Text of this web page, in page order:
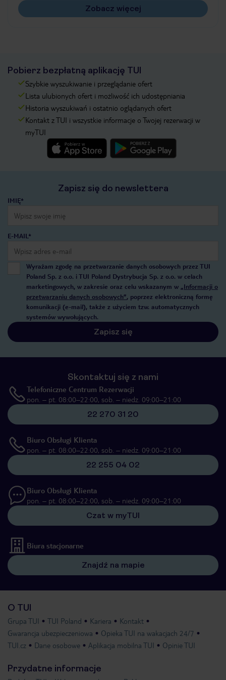
Zobacz więcej
Pobierz bezpłatną aplikację TUI
Szybkie wyszukiwanie i przeglądanie ofert
Lista ulubionych ofert i możliwość ich udostępniania
Historia wyszukiwań i ostatnio oglądanych ofert
Kontakt z TUI i wszystkie informacje o Twojej rezerwacji w
myTUI
Zapisz się do newslettera
IMIĘ*
E-MAIL*
Wyrażam zgodę na przetwarzanie danych osobowych przez TUI
Poland Sp. z o.o. i TUI Poland Dystrybucja Sp. z o.o. w celach
marketingowych, w zakresie oraz celu wskazanym w „Informacji o
przetwarzaniu danych osobowych”, poprzez elektroniczną formę
komunikacji (e-mail), także z użyciem tzw. automatycznych
systemów wywołujących.
Zapisz się
Skontaktuj się z nami
Telefoniczne Centrum Rezerwacji
pon. – pt. 08:00–22:00, sob. – niedz. 09:00–21:00
22 270 31 20
Biuro Obsługi Klienta
pon. – pt. 08:00–22:00, sob. – niedz. 09:00–21:00
22 255 04 02
Biuro Obsługi Klienta
pon. – pt. 08:00–22:00, sob. – niedz. 09:00–21:00
Czat w myTUI
Biura stacjonarne
Znajdź na mapie
O TUI
Grupa TUI TUI Poland Kariera
Kontakt
Gwarancja ubezpieczeniowa
Opieka TUI na wakacjach 24/7
TUI.cz
Dane osobowe Aplikacja mobilna TUI Opinie TUI
Przydatne informacje